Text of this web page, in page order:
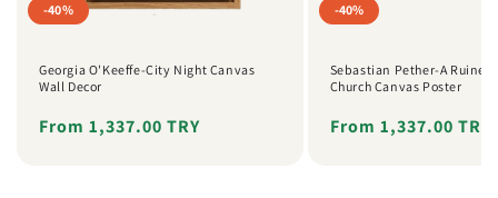
-40%
Georgia O'Keeffe-City Night Canvas
Wall Decor
Regular
Sale
From 1,337.00 TRY
-40%
Sebastian Pether-A Ruined
Church Canvas Poster
Regular
Sale
From 1,337.00 TRY